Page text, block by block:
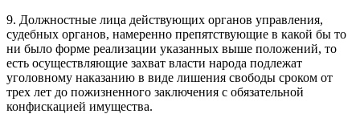
9. Должностные лица действующих органов управления,
судебных органов, намеренно препятствующие в какой бы то
ни было форме реализации указанных выше положений, то
есть осуществляющие захват власти народа подлежат
уголовному наказанию в виде лишения свободы сроком от
трех лет до пожизненного заключения с обязательной
конфискацией имущества.